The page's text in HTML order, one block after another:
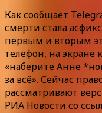
Как сообщает
смерти стала
первым и вторым
телефон, на экране
«наберите Анне
за всё». Сейчас
рассматривают
РИА Новости со